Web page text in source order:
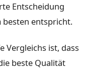
Entscheidung
entspricht.
Vergleichs ist, dass
beste Qualität